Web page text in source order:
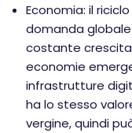
Economia: il
domanda
costante
economie
infrastrutture
ha lo stesso
vergine, quindi